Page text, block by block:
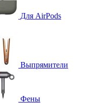
Для AirPods
Выпрямители
Фены